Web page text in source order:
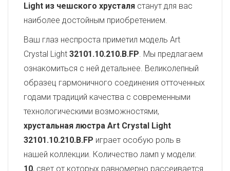
Light из чешского хрусталя станут для вас
наиболее достойным приобретением.
Ваш глаз неспроста приметил модель Art
Crystal Light 32101.10.210.B.FP. Мы предлагаем
ознакомиться с ней детальнее. Великолепный
образец гармоничного соединения отточенных
годами традиций качества с современными
технологическими возможностями,
хрустальная люстра Art Crystal Light
32101.10.210.B.FP играет особую роль в
нашей коллекции. Количество ламп у модели:
10, свет от которых равномерно рассеивается